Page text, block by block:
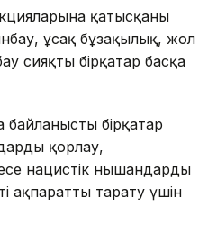
қатысқаны
ұсақ бұзақылық, жол
сияқты бірқатар басқа
байланысты бірқатар
қорлау,
нацистік нышандарды
ақпаратты тарату үшін